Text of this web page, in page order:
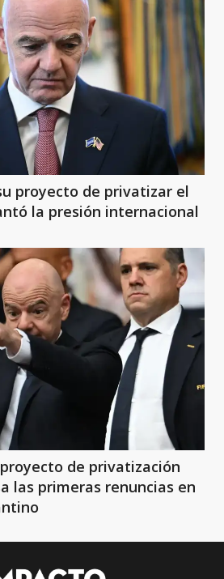
proyecto de privatizar el
la presión internacional
proyecto de privatización
las primeras renuncias en